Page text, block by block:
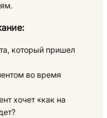
который пришел
во время
хочет «как на